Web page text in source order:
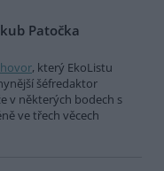
Patočka
, který EkoListu
šéfredaktor
v některých bodech s
ve třech věcech